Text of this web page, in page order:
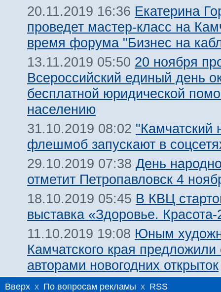
20.11.2019 16:36 Екатерина
проведет мастер-класс на
время форума "Бизнес на
13.11.2019 05:50 20 ноября
Всероссийский единый день
бесплатной юридической
населению
31.10.2019 08:02 "Камчатский
флешмоб запускают в
29.10.2019 07:38 День
отметит Петропавловск 4
18.10.2019 05:45 В КВЦ
выставка «Здоровье.
11.10.2019 19:08 Юным
Камчатского края предложили
авторами новогодних открыток
Вверх x По вопросам рекламы x RSS